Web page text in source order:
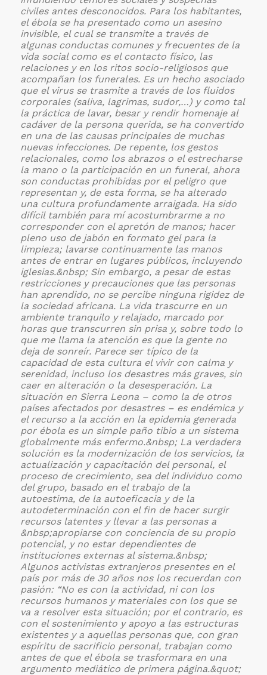
civiles antes desconocidos. Para los habitantes,
el ébola se ha presentado como un asesino
invisible, el cual se transmite a través de
algunas conductas comunes y frecuentes de la
vida social como es el contacto físico, las
relaciones y en los ritos socio-religiosos que
acompañan los funerales. Es un hecho asociado
que el virus se trasmite a través de los fluidos
corporales (saliva, lagrimas, sudor,…) y como tal
la práctica de lavar, besar y rendir homenaje al
cadáver de la persona querida, se ha convertido
en una de las causas principales de muchas
nuevas infecciones. De repente, los gestos
relacionales, como los abrazos o el estrecharse
la mano o la participación en un funeral, ahora
son conductas prohibidas por el peligro que
representan y, de esta forma, se ha alterado
una cultura profundamente arraigada. Ha sido
difícil también para mí acostumbrarme a no
corresponder con el apretón de manos; hacer
pleno uso de jabón en formato gel para la
limpieza; lavarse continuamente las manos
antes de entrar en lugares públicos, incluyendo
iglesias.&nbsp; Sin embargo, a pesar de estas
restricciones y precauciones que las personas
han aprendido, no se percibe ninguna rigidez de
la sociedad africana. La vida trascurre en un
ambiente tranquilo y relajado, marcado por
horas que transcurren sin prisa y, sobre todo lo
que me llama la atención es que la gente no
deja de sonreír. Parece ser típico de la
capacidad de esta cultura el vivir con calma y
serenidad, incluso los desastres más graves, sin
caer en alteración o la desesperación. La
situación en Sierra Leona – como la de otros
países afectados por desastres – es endémica y
el recurso a la acción en la epidemia generada
por ébola es un simple paño tibio a un sistema
globalmente más enfermo.&nbsp; La verdadera
solución es la modernización de los servicios, la
actualización y capacitación del personal, el
proceso de crecimiento, sea del individuo como
del grupo, basado en el trabajo de la
autoestima, de la autoeficacia y de la
autodeterminación con el fin de hacer surgir
recursos latentes y llevar a las personas a
&nbsp;apropiarse con conciencia de su propio
potencial, y no estar dependientes de
instituciones externas al sistema.&nbsp;
Algunos activistas extranjeros presentes en el
país por más de 30 años nos los recuerdan con
pasión: “No es con la actividad, ni con los
recursos humanos y materiales con los que se
va a resolver esta situación; por el contrario, es
con el sostenimiento y apoyo a las estructuras
existentes y a aquellas personas que, con gran
espíritu de sacrificio personal, trabajan como
antes de que el ébola se trasformara en una
argumento mediático de primera página.&quot;